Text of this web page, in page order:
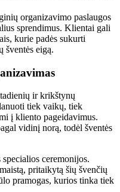
organizavimo paslaugos
sprendimus. Klientai gali
kurie padės sukurti
šventės eigą.
ir krikštynų
tiek vaikų, tiek
į kliento pageidavimus.
vidinį norą, todėl šventės
ceremonijos.
pritaikytą šių švenčių
pramogas, kurios tinka tiek